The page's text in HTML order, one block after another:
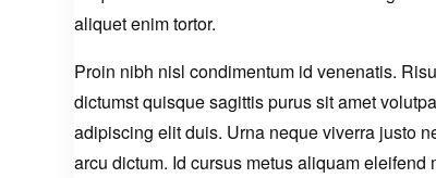
aliquet enim tortor.
Proin nibh nisl condimentum id venenatis.
dictumst quisque sagittis purus sit amet
adipiscing elit duis. Urna neque viverra justo
arcu dictum. Id cursus metus aliquam